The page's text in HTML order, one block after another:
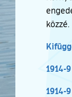
közzé.
1914-
1914-9